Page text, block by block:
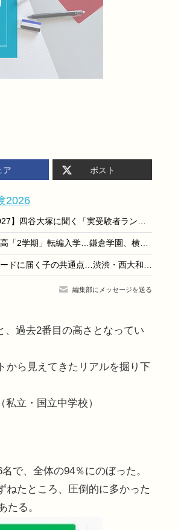
ア ポスト
2026
【中学受験2027】四谷大塚に聞く「実受験者ランキング」にみる学校選びの新潮流
神奈川私立中高「2学期」転編入学…鎌倉学園、横浜女学院など71校
東大・ハーバードに届く子の共通点…渋渋・西大和学園校長が語る「非認知スキル」が伸びる環境とは
編集部にメッセージを送る
、過去2番目の高さとなってい
ら見えてきたリアルを掘り下
立・国立中学校）
で、全体の94％にのぼった。
ねたところ、圧倒的に多かった
たる。